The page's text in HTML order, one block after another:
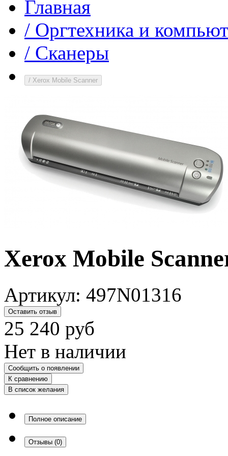
Главная
/ Оргтехника и
/ Сканеры
/ Xerox Mobile Scanner
Xerox Mobile
Артикул: 497N01316
Оставить отзыв
25 240 руб
Нет в наличии
Сообщить о появлении
К сравнению
В список желания
Полное описание
Отзывы (0)